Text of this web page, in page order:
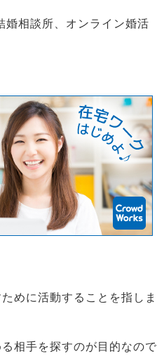
婚相談所、オンライン婚活
めに活動することを指しま
相手を探すのが目的なので